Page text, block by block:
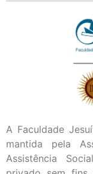
A Faculdade
mantida pela
Assistência